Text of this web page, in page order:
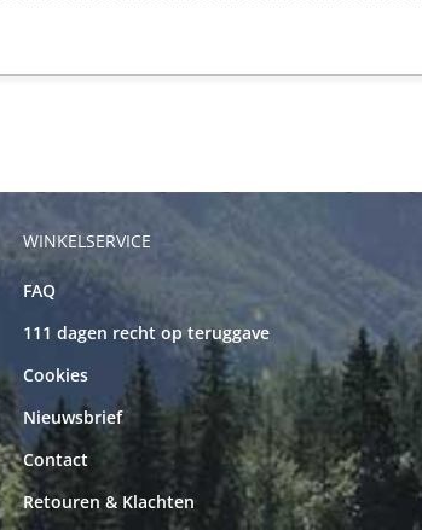
WINKELSERVICE
FAQ
111 dagen recht op teruggave
Cookies
Nieuwsbrief
Contact
Retouren & Klachten